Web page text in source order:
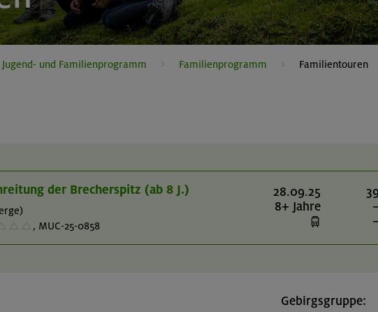
und Familienprogramm Familienprogramm Familientouren
der Brecherspitz (ab 8 J.)
, MUC-25-0858
28.09.25
8+ Jahre
Gebirgsgruppe: